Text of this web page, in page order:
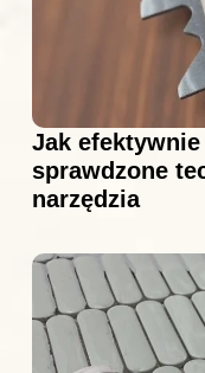
Jak
sprawdzone
narzędzia